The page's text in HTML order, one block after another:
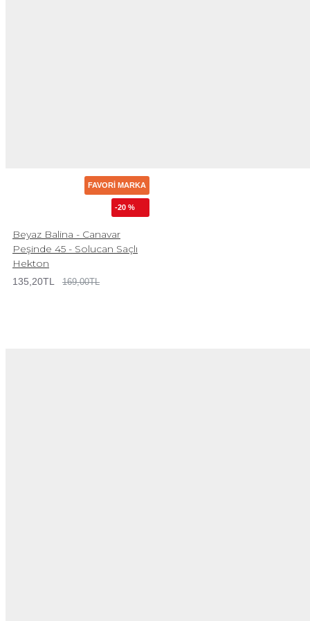
FAVORI MARKA
-20 %
Beyaz Balina - Canavar
Peşinde 45 - Solucan Saçlı
Hekton
135,20TL 169,00TL